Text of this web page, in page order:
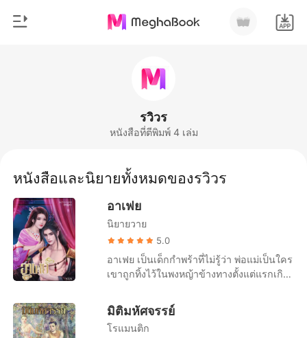
ดาวน์โหลดแอป
ประวัติศาสตร์
นิยายวาย
มหาเศรษฐี
รายการ
เรื่องสั้นคัดสรร
รวิวร
หนังสือที่ตีพิมพ์ 4 เล่ม
หนังสือและนิยายทั้งหมดของรวิวร
อาเฟย
นิยายวาย
5.0
อาเฟย เป็นเด็กกำพร้าที่ไม่รู้ว่า พ่อแม่เป็นใคร
เขาถูกทิ้งไว้ในพงหญ้าข้างทางตั้งแต่แรกเกิด
เหยื่อของสัตว์ใหญ่น้อย ทว่าชาวบ้านที่เก็บ
เขาได้ก็ไม่มีปัญญาจะเลี้ยงดูเขา จึงนำเด็ก
น้อยไปขายให้แก่จวนชินอ๋อง ด้วยราคา 20
มิติมหัศจรรย์
โรแมนติก